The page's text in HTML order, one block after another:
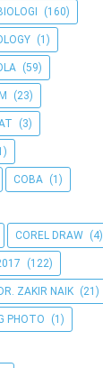
(160)
(1)
(59)
(23)
(3)
COBA (1)
COREL DRAW (4)
(122)
DR. ZAKIR NAIK (21)
PHOTO (1)